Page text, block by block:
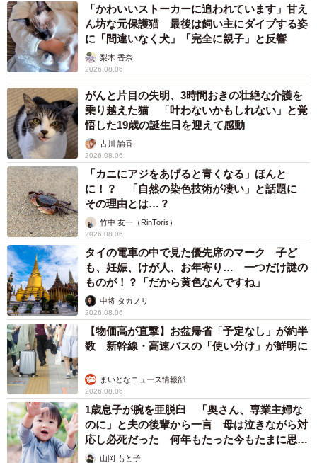
言っていることがコロコロ変わる上司に振り回される状況
は割とあるあるだと思います。そんな上司に対し、受け身
でいるよりも視点を変えつつ行動を変えたほうが気持ちが
楽になれることをシェアしたく、マンガにしてみました。
ーこのような対人スキルはどのようにして身につけられた
のでしょうか？
当時は必死で、むしろ感情的にならないようにメモを取っ
たり、理由を確認したりすることで「自分の気持ちを守っ
ていた」という面が大きかったです。うまくやろうという
より、「どうにかやっていくための自己防衛」だったのか
もしれません。
ー当時（新人営業時代）のストレス解消法があれば教えて
ください。
家に帰ったら、とにかく誰にも何も言われない時間をつく
ることでした。
好きなお菓子を食べながらマンガを読んだり、お風呂に長
く浸かったり…。ささいなことでも「自分のペースででき
ること」が、気持ちをリセットする手助けになっていまし
た。
「かわいいストーカーに追われています」甘え
ん坊な元保護猫 最後は飼い主にダイブする姿
に「間違いなく犬」「完全に親子」と反響
梨木 香奈
2026.08.06
がんと片目の失明、3時間おきの壮絶な介護を
乗り越えた猫 「叶わないかもしれない」と覚
悟した19歳の誕生日を迎えて感動
古川 諭香
2026.08.06
「カニにアジをあげると青くなる」ほんと
に！？ 「自然の染色技術が凄い」と話題に
その理由とは…？
竹中 友一（RinToris）
2026.08.06
タイの電車の中で見た優先席のマーク 子ど
も、妊娠、けが人、お年寄り… 一つだけ謎の
ものが！？「だから黄色なんですね」
中将 タカノリ
2026.08.06
【物価高が直撃】お盆帰省「予定なし」が約半
数 新幹線・高速バスの「使い分け」が鮮明に
まいどなニュース情報部
2026.08.06
1歳息子が腕を亜脱臼 「奥さん、専業主婦な
のに」と夫の後輩から一言 母は泣きながら対
応し必死だった 何年もたった今もたまに思い
出し…山岡 もと子